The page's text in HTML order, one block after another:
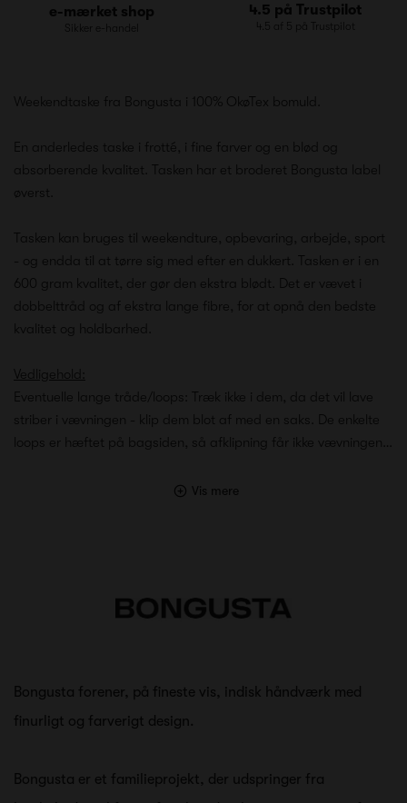
e-mærket shop
Sikker e-handel
4.5 på Trustpilot
4.5 af 5 på Trustpilot
Weekendtaske fra Bongusta i 100% OkøTex bomuld.
En anderledes taske i frotté, i fine farver og en blød og
absorberende kvalitet. Tasken har et broderet Bongusta label
øverst.
Tasken kan bruges til weekendture, opbevaring, arbejde, sport
- og endda til at tørre sig med efter en dukkert. Tasken er i en
600 gram kvalitet, der gør den ekstra blødt. Det er vævet i
dobbelttråd og af ekstra lange fibre, for at opnå den bedste
kvalitet og holdbarhed.
Vedligehold:
Eventuelle lange tråde/loops: Træk ikke i dem, da det vil lave
striber i vævningen - klip dem blot af med en saks. De enkelte
loops er hæftet på bagsiden, så afklipning får ikke vævningen…
Vis mere
Bongusta forener, på fineste vis, indisk håndværk med
finurligt og farverigt design.
Bongusta er et familieprojekt, der udspringer fra